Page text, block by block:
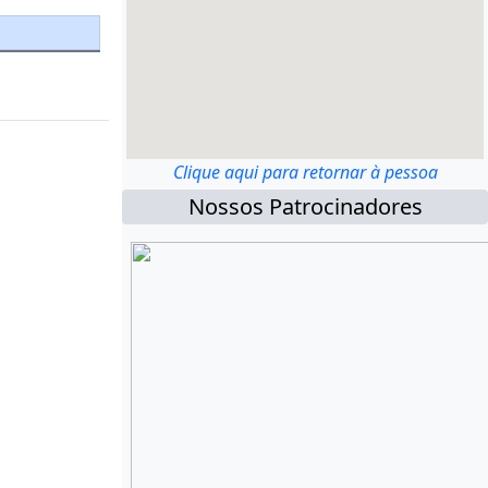
Clique aqui para retornar à pessoa
Nossos Patrocinadores